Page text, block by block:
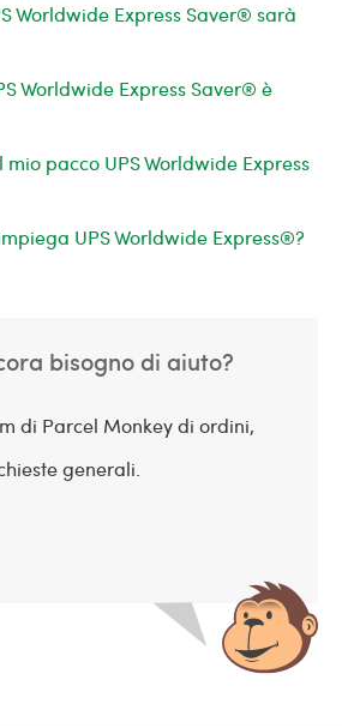
Worldwide Express Saver® sarà
Worldwide Express Saver® è
mio pacco UPS Worldwide Express
UPS Worldwide Express®?
bisogno di aiuto?
di Parcel Monkey di ordini,
generali.